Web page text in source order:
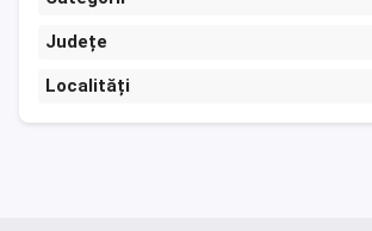
Județe
Localități